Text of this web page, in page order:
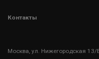
Контакты
Москва, ул. Нижегородская 13/